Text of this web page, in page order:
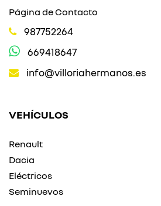
Página de Contacto
987752264
669418647
info@villoriahermanos.es
VEHÍCULOS
Renault
Dacia
Eléctricos
Seminuevos